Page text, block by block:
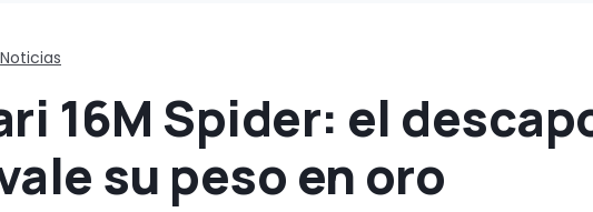
Noticias
16M Spider: el
su peso en oro